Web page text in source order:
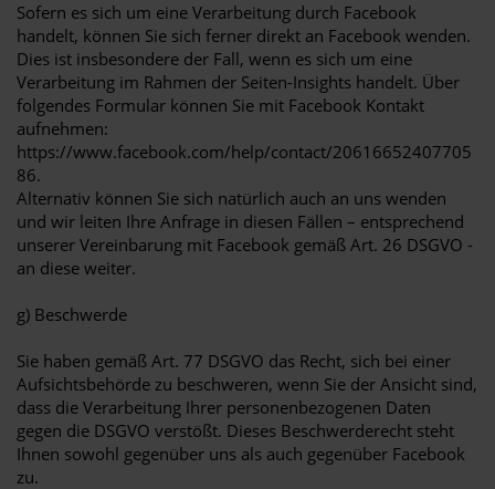
Sofern es sich um eine Verarbeitung durch Facebook
handelt, können Sie sich ferner direkt an Facebook wenden.
Dies ist insbesondere der Fall, wenn es sich um eine
Verarbeitung im Rahmen der Seiten-Insights handelt. Über
folgendes Formular können Sie mit Facebook Kontakt
aufnehmen:
https://www.facebook.com/help/contact/20616652407705
86.
Alternativ können Sie sich natürlich auch an uns wenden
und wir leiten Ihre Anfrage in diesen Fällen – entsprechend
unserer Vereinbarung mit Facebook gemäß Art. 26 DSGVO -
an diese weiter.
g) Beschwerde
Sie haben gemäß Art. 77 DSGVO das Recht, sich bei einer
Aufsichtsbehörde zu beschweren, wenn Sie der Ansicht sind,
dass die Verarbeitung Ihrer personenbezogenen Daten
gegen die DSGVO verstößt. Dieses Beschwerderecht steht
Ihnen sowohl gegenüber uns als auch gegenüber Facebook
zu.